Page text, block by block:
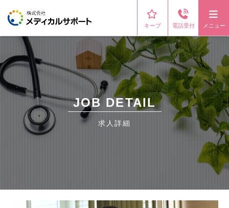
キープ 電話受付 メニュー
JOB DETAIL
求人詳細